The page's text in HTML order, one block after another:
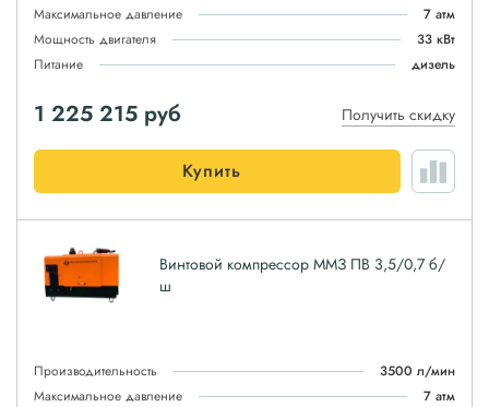
Максимальное давление
7 атм
Мощность двигателя
33 кВт
Питание
дизель
1 225 215 руб Получить скидку
Купить
Винтовой компрессор ММЗ ПВ 3,5/0,7 б/
ш
Производительность
3500 л/мин
Максимальное давление
7 атм